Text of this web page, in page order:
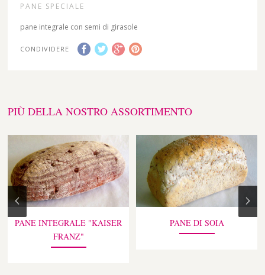
PANE SPECIALE
pane integrale con semi di girasole
CONDIVIDERE
PIÙ DELLA NOSTRO ASSORTIMENTO
PANE INTEGRALE "KAISER
FRANZ"
PANE DI SOIA